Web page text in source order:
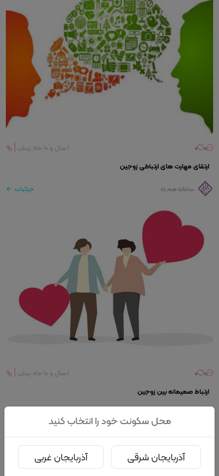
0
0 ۱ سال و ۱۰ ماه پیش
ارتقای مهارت های ارتباطی زوجین
سامانه هم راه جزئیات
0
0 ۱ سال و ۱۰ ماه پیش
ارتباط صمیمانه بین زوجین
محل سکونت خود را انتخاب کنید
آذربایجان شرقی آذربایجان غربی